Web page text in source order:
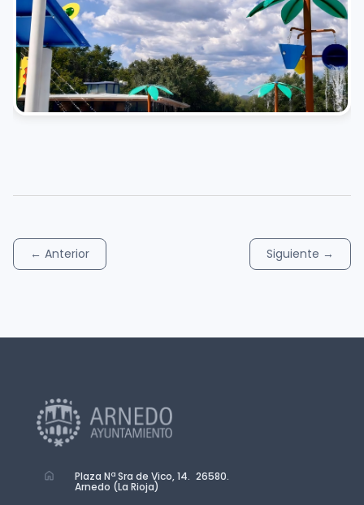
← Anterior Siguiente →
Plaza Nª Sra de Vico, 14. 26580.
Arnedo (La Rioja)